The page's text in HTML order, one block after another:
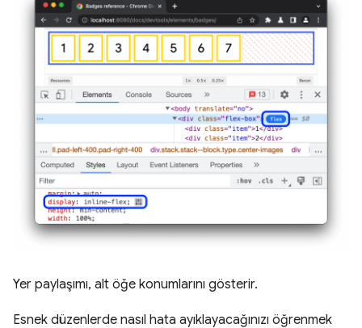
Yer paylaşımı, alt öğe konumlarını gösterir.
Esnek düzenlerde nasıl hata ayıklayacağınızı öğrenmek